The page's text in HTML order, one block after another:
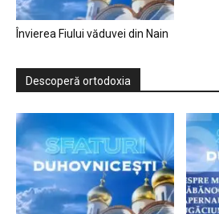
Învierea Fiului văduvei din Nain
Descoperă ortodoxia